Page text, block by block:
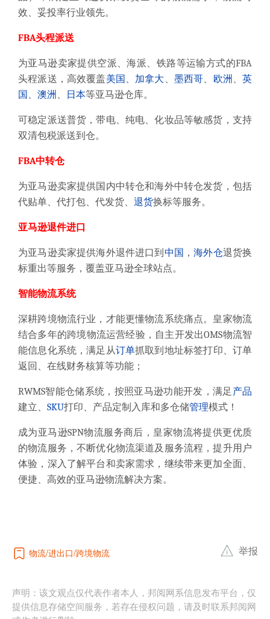
效、妥投率行业领先。
FBA头程派送
为亚马逊卖家提供空派、海派、铁路等运输方式的FBA
头程派送，高效覆盖美国 、 加拿大 、 墨西哥、 欧洲 、英
国 、 澳洲 、 日本等亚马逊仓库。
可稳定派送普货，带电、纯电、化妆品等敏感货，支持
双清包税派送到仓。
FBA中转仓
为亚马逊卖家提供国内中转仓和海外中转仓发货，包括
代贴单、代打包、代发货、 退货换标等服务。
亚马逊退件进口
为亚马逊卖家提供海外退件进口到 中国 ，海外仓退货换
标重出等服务，覆盖亚马逊全球站点。
智能物流系统
深耕跨境物流行业，才能更懂物流系统痛点。皇家物流
结合多年的跨境物流运营经验，自主开发出OMS物流智
能信息化系统，满足从订单抓取到地址标签打印、订单
返回、在线财务核算等功能；
RWMS智能仓储系统，按照亚马逊功能开发，满足 产品
建立、 SKU打印、产品定制入库和多仓储管理模式！
成为亚马逊SPN物流服务商后，皇家物流将提供更优质
的物流服务，不断优化物流渠道及服务流程，提升用户
体验，深入了解平台和卖家需求，继续带来更加全面、
便捷、高效的亚马逊物流解决方案。
物流 进出口 跨境物流 举报
声明：该文观点仅代表作者本人，邦阅网系信息发布平台，仅
提供信息存储空间服务，若存在侵权问题，请及时联系邦阅网